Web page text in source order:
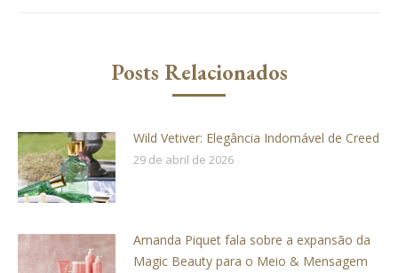
Posts Relacionados
Wild Vetiver: Elegância Indomável de Creed
29 de abril de 2026
Amanda Piquet fala sobre a expansão da
Magic Beauty para o Meio & Mensagem